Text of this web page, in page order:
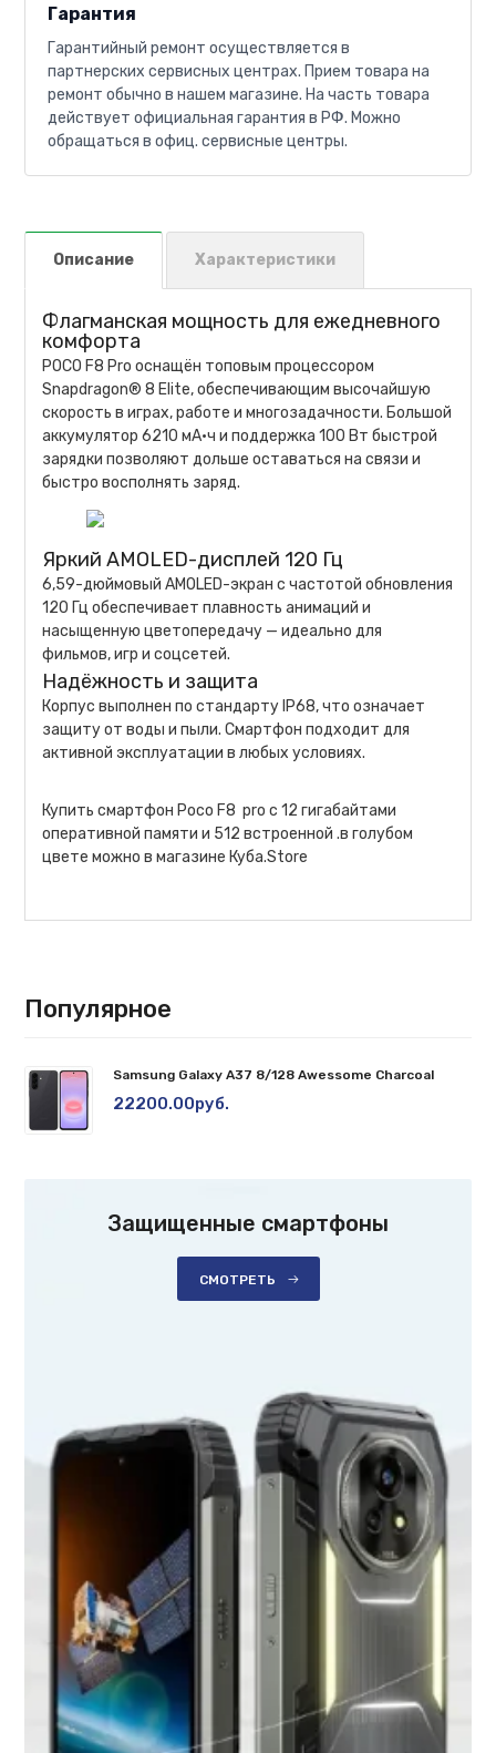
Гарантия
Гарантийный ремонт осуществляется в
партнерских сервисных центрах. Прием товара на
ремонт обычно в нашем магазине. На часть товара
действует официальная гарантия в РФ. Можно
обращаться в офиц. сервисные центры.
Описание Характеристики
Флагманская мощность для ежедневного
комфорта
POCO F8 Pro оснащён топовым процессором
Snapdragon® 8 Elite, обеспечивающим высочайшую
скорость в играх, работе и многозадачности. Большой
аккумулятор 6210 мА·ч и поддержка 100 Вт быстрой
зарядки позволяют дольше оставаться на связи и
быстро восполнять заряд.
Яркий AMOLED-дисплей 120 Гц
6,59-дюймовый AMOLED-экран с частотой обновления
120 Гц обеспечивает плавность анимаций и
насыщенную цветопередачу — идеально для
фильмов, игр и соцсетей.
Надёжность и защита
Корпус выполнен по стандарту IP68, что означает
защиту от воды и пыли. Смартфон подходит для
активной эксплуатации в любых условиях.
Купить смартфон Poco F8 pro с 12 гигабайтами
оперативной памяти и 512 встроенной .в голубом
цвете можно в магазине Куба.Store
Популярное
Samsung Galaxy A37 8/128 Awessome Charcoal
22200.00руб.
Защищенные смартфоны
СМОТРЕТЬ